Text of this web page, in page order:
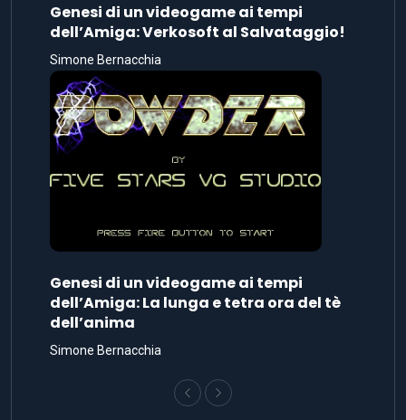
Genesi di un videogame ai tempi
dell’Amiga: Verkosoft al Salvataggio!
Simone Bernacchia
Genesi di un videogame ai tempi
dell’Amiga: La lunga e tetra ora del tè
dell’anima
Simone Bernacchia